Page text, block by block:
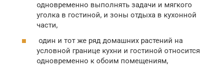
одновременно выполнять задачи и мягкого
уголка в гостиной, и зоны отдыха в кухонной
части,
один и тот же ряд домашних растений на
условной границе кухни и гостиной относится
одновременно к обоим помещениям,